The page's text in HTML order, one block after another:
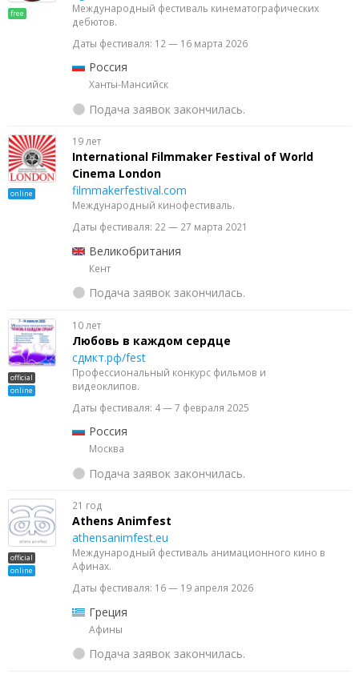
free
Международный фестиваль кинематографических
дебютов.
Даты фестиваля: 12 — 16 марта 2026
Россия
Ханты-Мансийск
Подача заявок закончилась.
online
19 лет
International Filmmaker Festival of World
Cinema London
filmmakerfestival.com
Международный кинофестиваль.
Даты фестиваля: 22 — 27 марта 2021
Великобритания
Кент
Подача заявок закончилась.
official
online
10 лет
Любовь в каждом сердце
сдмкт.рф/fest
Профессиональный конкурс фильмов и
видеоклипов.
Даты фестиваля: 4 — 7 февраля 2025
Россия
Москва
Подача заявок закончилась.
official
online
21 год
Athens Animfest
athensanimfest.eu
Международный фестиваль анимационного кино в
Афинах.
Даты фестиваля: 16 — 19 апреля 2026
Греция
Афины
Подача заявок закончилась.